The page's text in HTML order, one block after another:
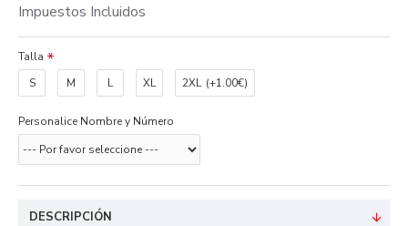
Impuestos Incluidos
Talla
S
M L XL 2XL (+1.00€)
Personalice Nombre y Número
DESCRIPCIÓN